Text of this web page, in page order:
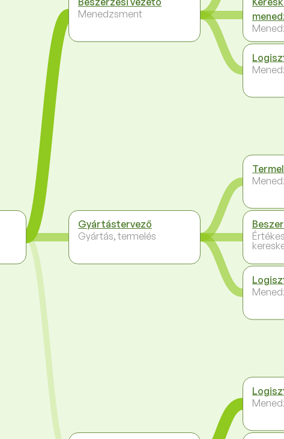
Menedzsment
Gyártástervező
Gyártás, termelés